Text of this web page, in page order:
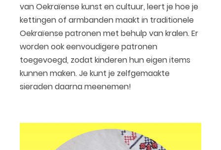
van Oekraïense kunst en cultuur, leert je hoe je
kettingen of armbanden maakt in traditionele
Oekraïense patronen met behulp van kralen. Er
worden ook eenvoudigere patronen
toegevoegd, zodat kinderen hun eigen items
kunnen maken. Je kunt je zelfgemaakte
sieraden daarna meenemen!